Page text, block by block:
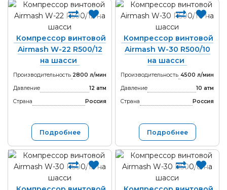
Компрессор винтовой
Airmash W-22 R500/12
на шасси
Производительность 2800 л/мин
Давление
12 атм
Страна
Россия
Подробнее
Компрессор винтовой
Airmash W-30 R500/10
на шасси
Производительность 4500 л/мин
Давление
10 атм
Страна
Россия
Подробнее